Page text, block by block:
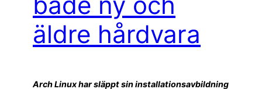
äldre hårdvara
Arch Linux har släppt sin installationsavbildning